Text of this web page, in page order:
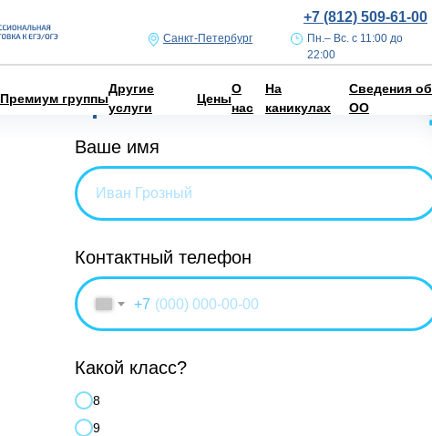
Ваше имя
Контактный телефон
+7
Какой класс?
8
9
Закажите звонок
прямо сейчас
Санкт-Петербург
Пн.– Вс. с 11:00 до
22:00
+7 (812) 509-61-00
Премиум группы
Другие
услуги
Цены
О
нас
На
каникулах
Сведения об
ОО